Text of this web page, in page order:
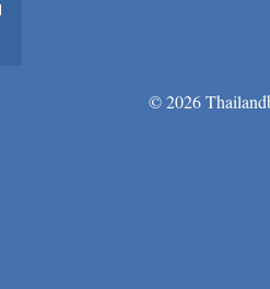
© 2026